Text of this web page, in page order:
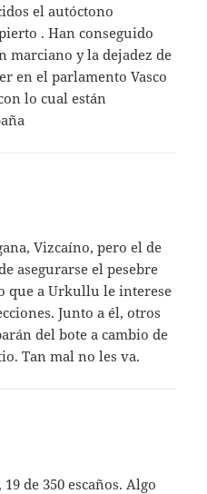
el autóctono
. Han conseguido
marciano y la dejadez de
en el parlamento Vasco
lo cual están
Vizcaíno, pero el de
asegurarse el pesebre
que a Urkullu le interese
Junto a él, otros
del bote a cambio de
Tan mal no les va.
de 350 escaños. Algo